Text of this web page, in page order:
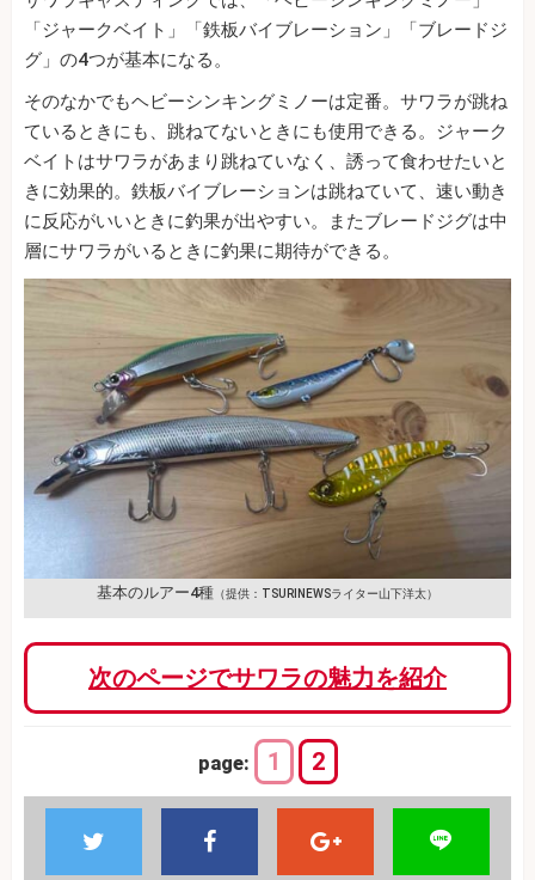
「ジャークベイト」「鉄板バイブレーション」「ブレードジ
グ」の4つが基本になる。
そのなかでもヘビーシンキングミノーは定番。サワラが跳ね
ているときにも、跳ねてないときにも使用できる。ジャーク
ベイトはサワラがあまり跳ねていなく、誘って食わせたいと
きに効果的。鉄板バイブレーションは跳ねていて、速い動き
に反応がいいときに釣果が出やすい。またブレードジグは中
層にサワラがいるときに釣果に期待ができる。
基本のルアー4種 （提供：TSURINEWSライター山下洋太）
次のページでサワラの魅力を紹介
page: 1 2